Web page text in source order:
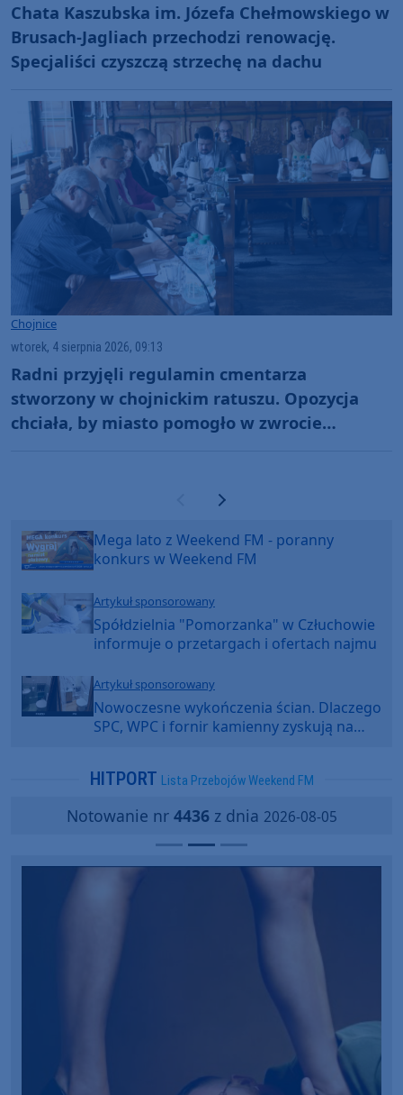
Chata Kaszubska im. Józefa Chełmowskiego w
Brusach-Jagliach przechodzi renowację.
Specjaliści czyszczą strzechę na dachu
Chojnice
wtorek, 4 sierpnia 2026, 09:13
Radni przyjęli regulamin cmentarza
stworzony w chojnickim ratuszu. Opozycja
chciała, by miasto pomogło w zwrocie
Poprzednia strona
Następna strona
Mega lato z Weekend FM - poranny
konkurs w Weekend FM
Artykuł sponsorowany
Spółdzielnia "Pomorzanka" w Człuchowie
informuje o przetargach i ofertach najmu
Artykuł sponsorowany
Nowoczesne wykończenia ścian. Dlaczego
SPC, WPC i fornir kamienny zyskują na
HITPORT Lista Przebojów Weekend FM
Notowanie nr 4436z dnia 2026-08-05